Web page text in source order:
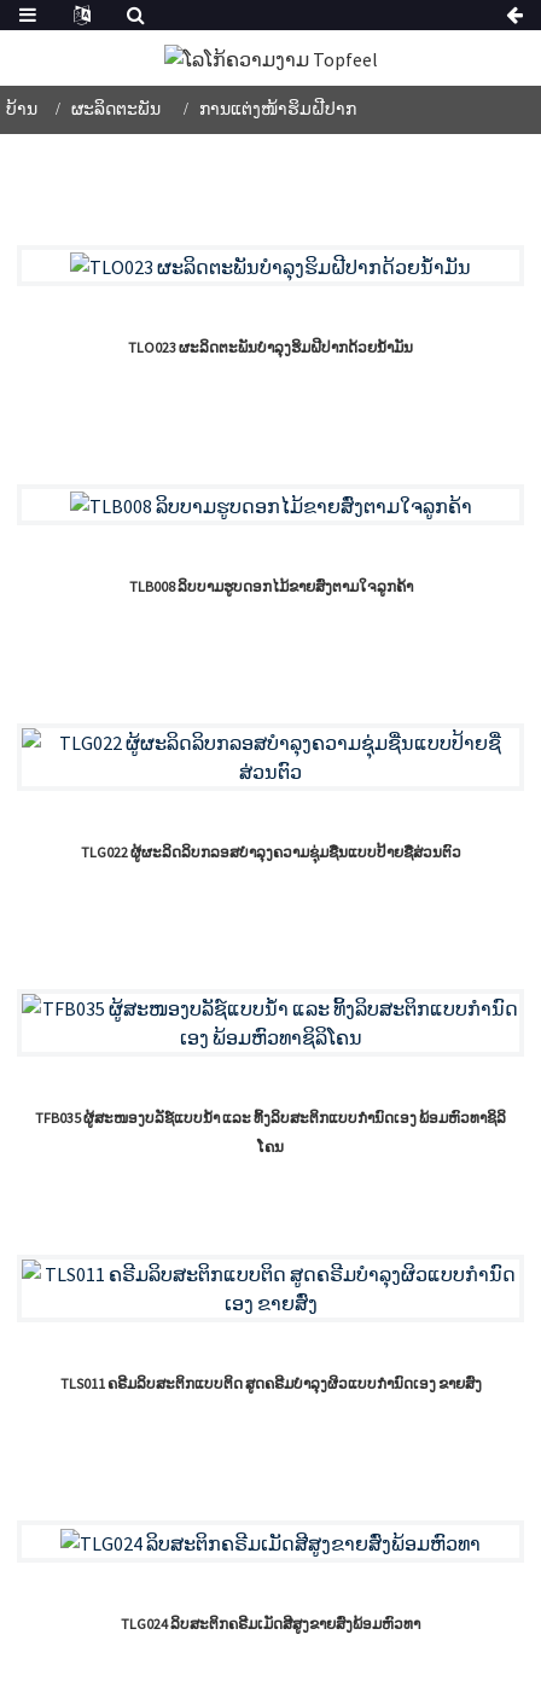
ບ້ານ ຜະລິດຕະພັນ ການແຕ່ງໜ້າຮິມຝີປາກ
TLO023 ຜະລິດຕະພັນບຳລຸງຮິມຝີປາກດ້ວຍນ້ຳມັນ
TLB008 ລິບບາມຮູບດອກໄມ້ຂາຍສົ່ງຕາມໃຈລູກຄ້າ
TLG022 ຜູ້ຜະລິດລິບກລອສບຳລຸງຄວາມຊຸ່ມຊື່ນແບບປ້າຍຊື່ສ່ວນຕົວ
TFB035 ຜູ້ສະໜອງບລັຊ໌ແບບນໍ້າ ແລະ ທິ້ງລິບສະຕິກແບບກຳນົດເອງ ພ້ອມຫົວທາຊິລິ
ໂຄນ
TLS011 ຄຣີມລິບສະຕິກແບບຕິດ ສູດຄຣີມບຳລຸງຜິວແບບກຳນົດເອງ ຂາຍສົ່ງ
TLG024 ລິບສະຕິກຄຣີມເມັດສີສູງຂາຍສົ່ງພ້ອມຫົວທາ